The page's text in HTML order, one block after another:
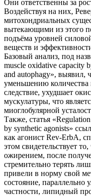
Они ответственны за
Воздействуя на них,
митохондриальных
вытекающими из этого
подъёма уровней
веществ и
Базовый анализ, под
muscle oxidative capacity
and autophagy», выявил,
уменьшению количества
следствие, ухудшает
мускулатуры, что
миоглобулярной
Также, статья
by synthetic agonists»
как агонист Rev-ErbA,
этом свидетельствует
ожирением, после
стремительно терять
привели в норму свой
состояние, параллельно
частности, липидный